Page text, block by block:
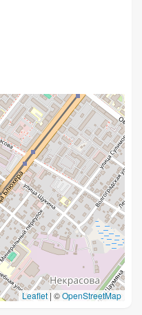
Leaflet | ©OpenStreetMap